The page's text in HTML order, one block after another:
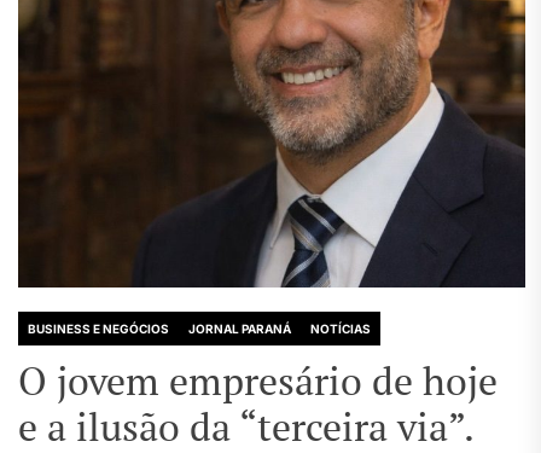
BUSINESS E NEGÓCIOS JORNAL PARANÁ NOTÍCIAS
O jovem empresário de hoje
e a ilusão da “terceira via”.